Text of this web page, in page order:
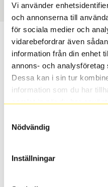
Vi använder
och annonserna till
för sociala medier och
vidarebefordrar även
information från din enhet
annons- och
Dessa kan i sin tur
information som du har
samlat in när du har
Nödvändig
Inställningar
Passar detta
Ange
valt passar din bilmodell.
sättas på dina befintliga
gång så att däck och
inte vara samma